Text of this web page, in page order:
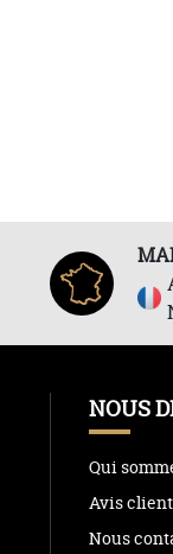
NOUS
Qui
Avis
Nous